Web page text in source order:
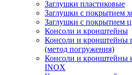
Заглушки пластиковые
Заглушки с покрытием
Заглушки с покрытием
Консоли и кронштейны
Консоли и кронштейны
(метод погружения)
Консоли и кронштейны
INOX